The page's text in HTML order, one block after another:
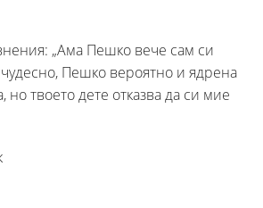
„Ама Пешко вече сам си
Пешко вероятно и ядрена
но твоето дете отказва да си мие